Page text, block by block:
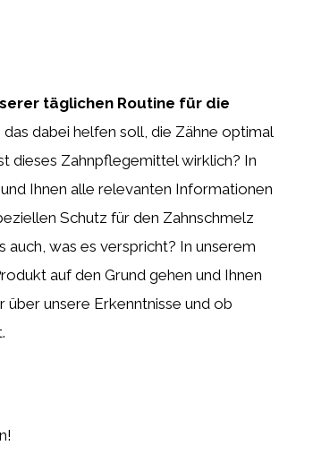
täglichen Routine für die
das dabei helfen soll, die Zähne optimal
dieses Zahnpflegemittel wirklich? In
Ihnen alle relevanten Informationen
Schutz für den Zahnschmelz
auch, was es verspricht? In unserem
auf den Grund gehen und Ihnen
über unsere Erkenntnisse und ob